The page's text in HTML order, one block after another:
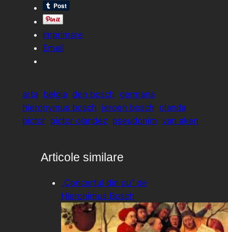
Imprimare
Email
arta belgia den bosch germana
hieronymus bosch jeroen bosch olanda
pictor pictor olandez pseudonim van aken
Articole similare
„Concertul din ou” de
Hieronimus Bosch